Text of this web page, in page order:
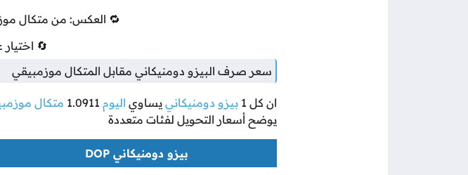
🔁 العكس: من متكال
🔄
سعر صرف البيزو دومنيكاني مقابل المتكال موزمبيقي
ان كل 1 بيزو دومنيكاني يساوي اليوم 1.0911 متكال
يوضح أسعار التحويل لفئات متعددة
بيزو دومنيكاني DOP